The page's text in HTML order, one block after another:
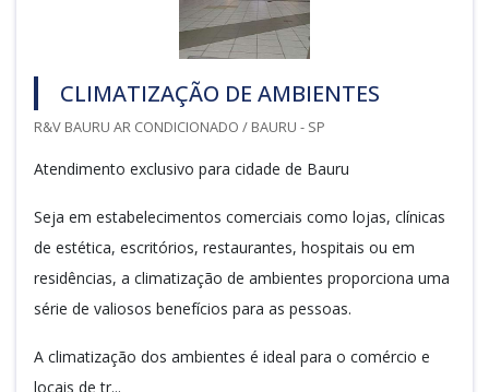
CLIMATIZAÇÃO DE AMBIENTES
R&V BAURU AR CONDICIONADO / BAURU - SP
Atendimento exclusivo para cidade de Bauru
Seja em estabelecimentos comerciais como lojas, clínicas
de estética, escritórios, restaurantes, hospitais ou em
residências, a climatização de ambientes proporciona uma
série de valiosos benefícios para as pessoas.
A climatização dos ambientes é ideal para o comércio e
locais de tr...